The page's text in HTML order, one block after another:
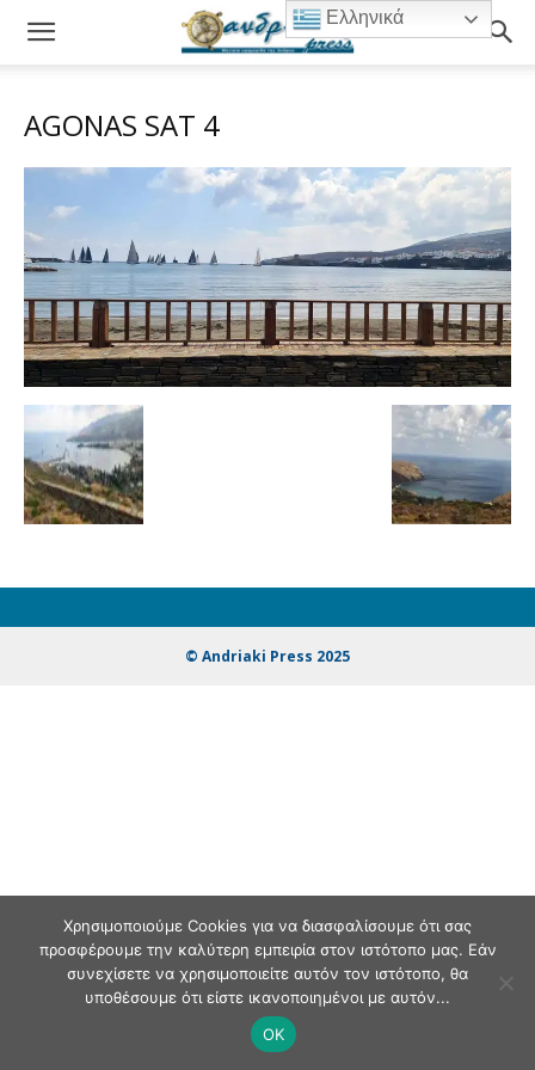
AGONAS SAT 4
© Andriaki Press 2025
Ελληνικά
Χρησιμοποιούμε Cookies για να διασφαλίσουμε ότι σας
προσφέρουμε την καλύτερη εμπειρία στον ιστότοπο μας. Εάν
συνεχίσετε να χρησιμοποιείτε αυτόν τον ιστότοπο, θα
υποθέσουμε ότι είστε ικανοποιημένοι με αυτόν...
OK